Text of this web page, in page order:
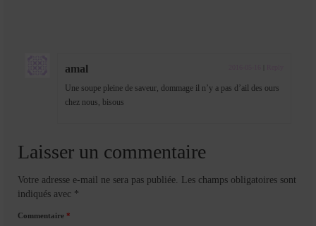
amal
Une soupe pleine de saveur, dommage il n’y a pas d’ail des ours
chez nous, bisous
Laisser un commentaire
Votre adresse e-mail ne sera pas publiée. Les champs obligatoires sont
indiqués avec *
Commentaire *